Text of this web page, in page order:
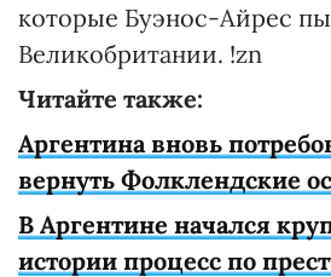
которые Буэнос-Айрес
Великобритании. !zn
Читайте также:
Аргентина вновь
вернуть Фолклендские
В Аргентине начался
истории процесс по